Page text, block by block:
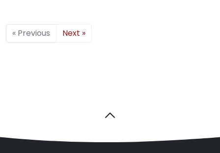
« Previous Next »